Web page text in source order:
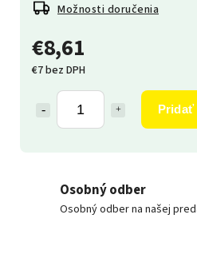
€8,61
€7 bez DPH
Pridať
Možnosti doručenia
Osobný odber
Osobný odber na našej